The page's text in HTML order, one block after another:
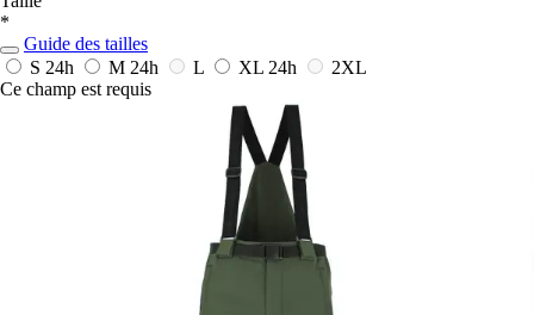
*
Guide des tailles
S 24h M 24h L XL 24h
2XL
Ce champ est requis